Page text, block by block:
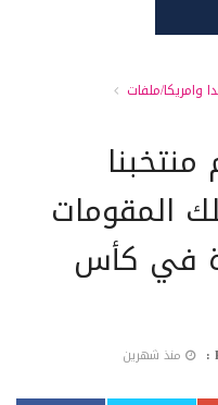
وامريكا/ملفات
المقومات
في كأس
منذ شهرين